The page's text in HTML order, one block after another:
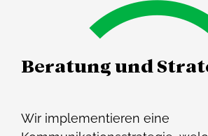
Beratung und
Wir implementieren eine